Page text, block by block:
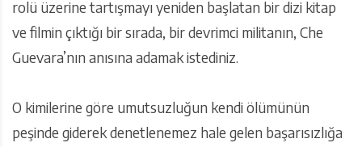
rolü üzerine tartışmayı yeniden başlatan bir dizi kitap
ve filmin çıktığı bir sırada, bir devrimci militanın, Che
Guevara’nın anısına adamak istediniz.
O kimilerine göre umutsuzluğun kendi ölümünün
peşinde giderek denetlenemez hale gelen başarısızlığa